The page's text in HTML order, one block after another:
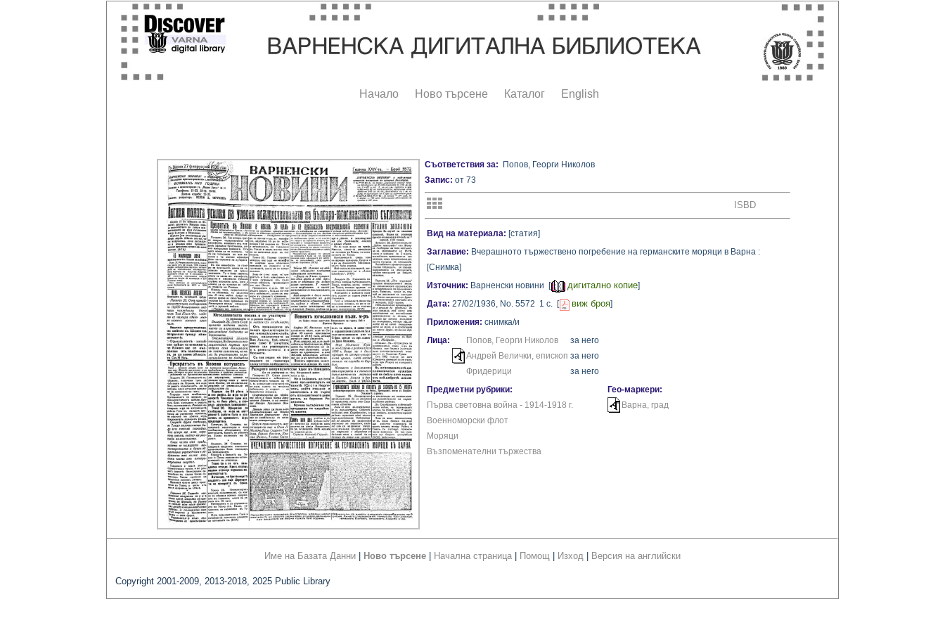
Начало Ново търсене Каталог English
Съответствия за: Попов, Георги Николов
Запис: от 73
ISBD
Вид на материала: [статия]
Заглавие: Вчерашното тържествено погребение на германските моряци в Варна :
[Снимка]
Източник: Варненски новини [ дигитално копие]
Дата: 27/02/1936, No. 5572 1 с. [ виж броя]
Приложения: снимка/и
Лица:
Попов, Георги Николов
за него
Андрей Велички, епископ за него
Фридерици
за него
Предметни рубрики:
Първа световна война - 1914-1918 г.
Военноморски флот
Моряци
Възпоменателни тържества
Гео-маркери:
Варна, град
Име на Базата Данни Ново търсене Начална страница Помощ Изход Версия на английски
Copyright 2001-2009, 2013-2018, 2025 Public Library